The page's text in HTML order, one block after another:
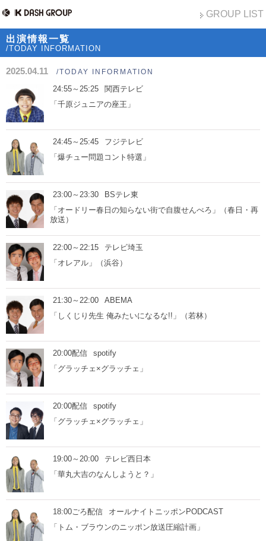
GROUP LIST
出演情報一覧
/TODAY INFORMATION
2025.04.11 /TODAY INFORMATION
24:55～25:25
関西テレビ
「千原ジュニアの座王」
24:45～25:45
フジテレビ
「爆チュー問題コント特選」
23:00～23:30
BSテレ東
「オードリー春日の知らない街で自腹せんべろ」（春日・再
放送）
22:00～22:15
テレビ埼玉
「オレアル」（浜谷）
21:30～22:00
ABEMA
「しくじり先生 俺みたいになるな!!」（若林）
20:00配信
spotify
「グラッチェ×グラッチェ」
20:00配信
spotify
「グラッチェ×グラッチェ」
19:00～20:00
テレビ西日本
「華丸大吉のなんしようと？」
18:00ごろ配信
オールナイトニッポンPODCAST
「トム・ブラウンのニッポン放送圧縮計画」